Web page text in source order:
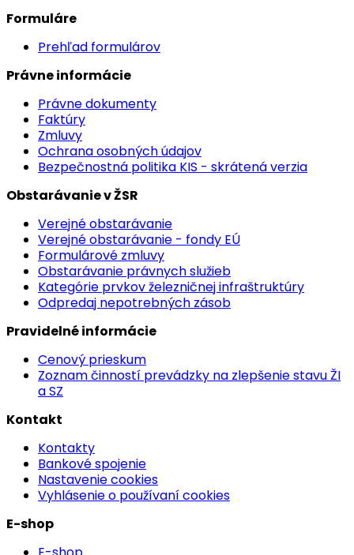
Formuláre
Prehľad formulárov
Právne informácie
Právne dokumenty
Faktúry
Zmluvy
Ochrana osobných údajov
Bezpečnostná politika KIS - skrátená verzia
Obstarávanie v ŽSR
Verejné obstarávanie
Verejné obstarávanie - fondy EÚ
Formulárové zmluvy
Obstarávanie právnych služieb
Kategórie prvkov železničnej infraštruktúry
Odpredaj nepotrebných zásob
Pravidelné informácie
Cenový prieskum
Zoznam činností prevádzky na zlepšenie stavu ŽI
a SZ
Kontakt
Kontakty
Bankové spojenie
Nastavenie cookies
Vyhlásenie o používaní cookies
E-shop